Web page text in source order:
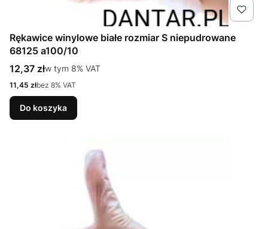
Rękawice winylowe białe rozmiar S niepudrowane
68125 a100/10
Cena brutto
12,37 złw tym %s VAT
w tym 8% VAT
Cena netto
11,45 złbez 8% VAT
Do koszyka